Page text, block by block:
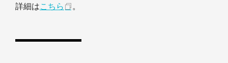
詳細はこちら 。